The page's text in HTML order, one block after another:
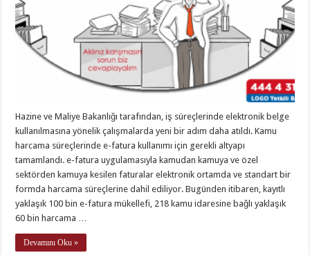
Hazine ve Maliye Bakanlığı tarafından, iş süreçlerinde elektronik belge
kullanılmasına yönelik çalışmalarda yeni bir adım daha atıldı. Kamu
harcama süreçlerinde e-fatura kullanımı için gerekli altyapı
tamamlandı. e-fatura uygulamasıyla kamudan kamuya ve özel
sektörden kamuya kesilen faturalar elektronik ortamda ve standart bir
formda harcama süreçlerine dahil ediliyor. Bugünden itibaren, kayıtlı
yaklaşık 100 bin e-fatura mükellefi, 218 kamu idaresine bağlı yaklaşık
60 bin harcama …
Devamını Oku »